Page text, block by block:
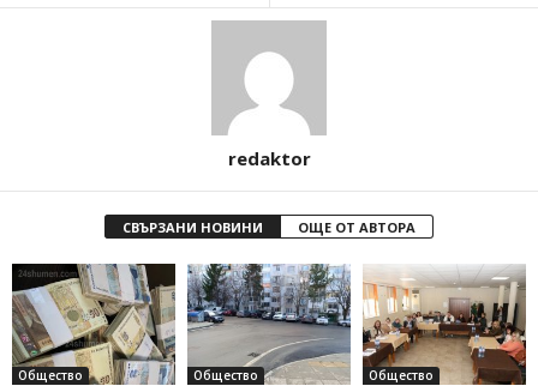
redaktor
СВЪРЗАНИ НОВИНИ ОЩЕ ОТ АВТОРА
Общество Общество Общество